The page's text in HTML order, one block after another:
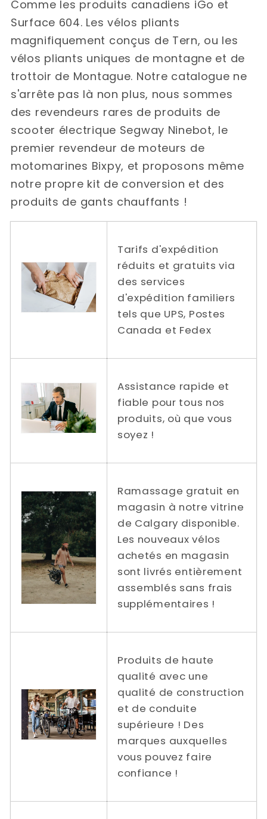
Comme les produits canadiens iGo et
Surface 604. Les vélos pliants
magnifiquement conçus de Tern, ou les
vélos pliants uniques de montagne et de
trottoir de Montague. Notre catalogue ne
s'arrête pas là non plus, nous sommes
des revendeurs rares de produits de
scooter électrique Segway Ninebot, le
premier revendeur de moteurs de
motomarines Bixpy, et proposons même
notre propre kit de conversion et des
produits de gants chauffants !
Tarifs d'expédition
réduits et gratuits via
des services
d'expédition familiers
tels que UPS, Postes
Canada et Fedex
Assistance rapide et
fiable pour tous nos
produits, où que vous
soyez !
Ramassage gratuit en
magasin à notre vitrine
de Calgary disponible.
Les nouveaux vélos
achetés en magasin
sont livrés entièrement
assemblés sans frais
supplémentaires !
Produits de haute
qualité avec une
qualité de construction
et de conduite
supérieure ! Des
marques auxquelles
vous pouvez faire
confiance !